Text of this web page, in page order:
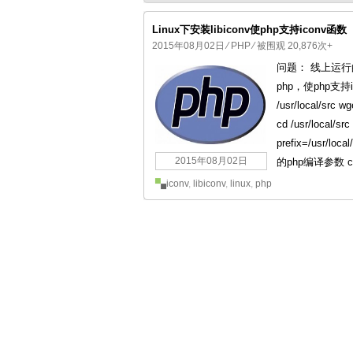
国产化操作系统欧拉openEuler编
Linux下安装libiconv使php支持iconv函数
2015年08月02日 ⁄ PHP⁄ 被围观 20,876次+
2015年08月02日
问题： 线上运
php，使php支
/usr/local/src
cd /usr/local/src
prefix=/usr/
的php编译参数
iconv, libiconv, linux, php